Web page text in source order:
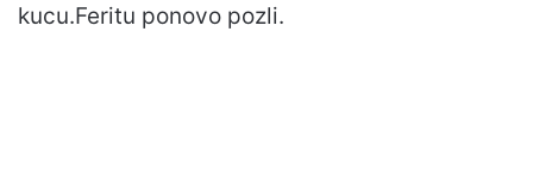
kucu.Feritu ponovo pozli.